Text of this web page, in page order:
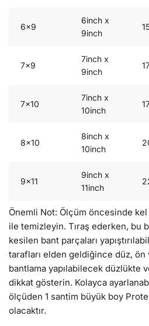
6×9
6inch x
9inch
7×9
7inch x
9inch
7×10
7inch x
10inch
8×10
8inch x
10inch
9×11
9inch x
11inch
Önemli Not: Ölçüm öncesinde kel
ile temizleyin. Tıraş ederken, bu
kesilen bant parçaları
tarafları elden geldiğince düz, ön
bantlama yapılabilecek düzlükte
dikkat gösterin. Kolayca
ölçüden 1 santim büyük boy
olacaktır.